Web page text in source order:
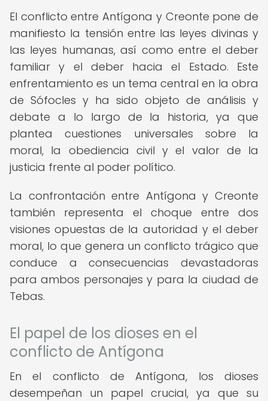
El conflicto entre Antígona y Creonte pone de
manifiesto la tensión entre las leyes divinas y
las leyes humanas, así como entre el deber
familiar y el deber hacia el Estado. Este
enfrentamiento es un tema central en la obra
de Sófocles y ha sido objeto de análisis y
debate a lo largo de la historia, ya que
plantea cuestiones universales sobre la
moral, la obediencia civil y el valor de la
justicia frente al poder político.
La confrontación entre Antígona y Creonte
también representa el choque entre dos
visiones opuestas de la autoridad y el deber
moral, lo que genera un conflicto trágico que
conduce a consecuencias devastadoras
para ambos personajes y para la ciudad de
Tebas.
El papel de los dioses en el
conflicto de Antígona
En el conflicto de Antígona, los dioses
desempeñan un papel crucial, ya que su